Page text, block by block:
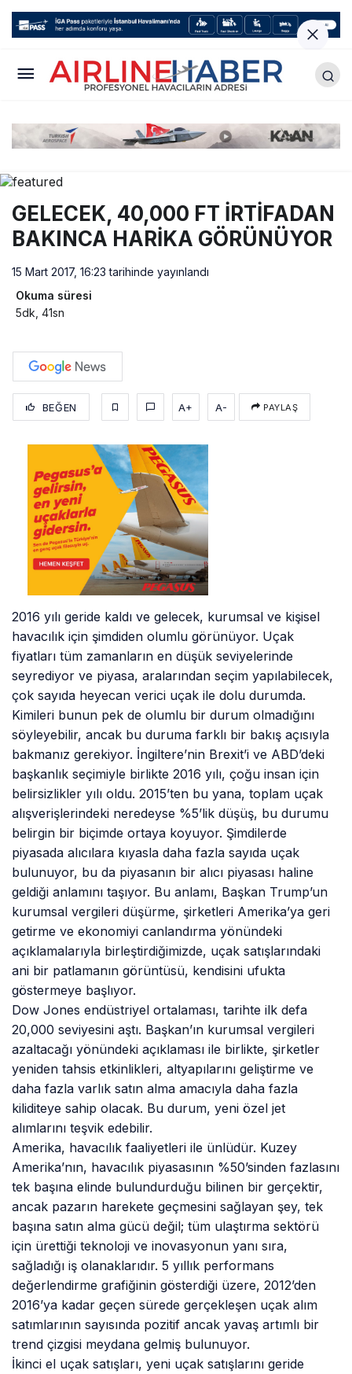
GELECEK, 40,000 FT İRTİFADAN
BAKINCA HARİKA GÖRÜNÜYOR
15 Mart 2017, 16:23 tarihinde yayınlandı
Okuma süresi
5dk, 41sn
BEĞEN A+ A- PAYLAŞ
2016 yılı geride kaldı ve gelecek, kurumsal ve kişisel
havacılık için şimdiden olumlu görünüyor. Uçak
fiyatları tüm zamanların en düşük seviyelerinde
seyrediyor ve piyasa, aralarından seçim yapılabilecek,
çok sayıda heyecan verici uçak ile dolu durumda.
Kimileri bunun pek de olumlu bir durum olmadığını
söyleyebilir, ancak bu duruma farklı bir bakış açısıyla
bakmanız gerekiyor. İngiltere’nin Brexit’i ve ABD’deki
başkanlık seçimiyle birlikte 2016 yılı, çoğu insan için
belirsizlikler yılı oldu. 2015’ten bu yana, toplam uçak
alışverişlerindeki neredeyse %5’lik düşüş, bu durumu
belirgin bir biçimde ortaya koyuyor. Şimdilerde
piyasada alıcılara kıyasla daha fazla sayıda uçak
bulunuyor, bu da piyasanın bir alıcı piyasası haline
geldiği anlamını taşıyor. Bu anlamı, Başkan Trump’un
kurumsal vergileri düşürme, şirketleri Amerika’ya geri
getirme ve ekonomiyi canlandırma yönündeki
açıklamalarıyla birleştirdiğimizde, uçak satışlarındaki
ani bir patlamanın görüntüsü, kendisini ufukta
göstermeye başlıyor.
Dow Jones endüstriyel ortalaması, tarihte ilk defa
20,000 seviyesini aştı. Başkan’ın kurumsal vergileri
azaltacağı yönündeki açıklaması ile birlikte, şirketler
yeniden tahsis etkinlikleri, altyapılarını geliştirme ve
daha fazla varlık satın alma amacıyla daha fazla
kiliditeye sahip olacak. Bu durum, yeni özel jet
alımlarını teşvik edebilir.
Amerika, havacılık faaliyetleri ile ünlüdür. Kuzey
Amerika’nın, havacılık piyasasının %50’sinden fazlasını
tek başına elinde bulundurduğu bilinen bir gerçektir,
ancak pazarın harekete geçmesini sağlayan şey, tek
başına satın alma gücü değil; tüm ulaştırma sektörü
için ürettiği teknoloji ve inovasyonun yanı sıra,
sağladığı iş olanaklarıdır. 5 yıllık performans
değerlendirme grafiğinin gösterdiği üzere, 2012’den
2016’ya kadar geçen sürede gerçekleşen uçak alım
satımlarının sayısında pozitif ancak yavaş artımlı bir
trend çizgisi meydana gelmiş bulunuyor.
İkinci el uçak satışları, yeni uçak satışlarını geride